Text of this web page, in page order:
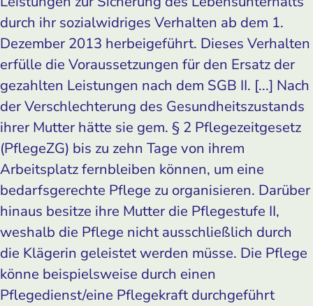
durch ihr sozialwidriges Verhalten ab dem 1.
Dezember 2013 herbeigeführt. Dieses Verhalten
erfülle die Voraussetzungen für den Ersatz der
gezahlten Leistungen nach dem SGB II. [...] Nach
der Verschlechterung des Gesundheitszustands
ihrer Mutter hätte sie gem. § 2 Pflegezeitgesetz
(PflegeZG) bis zu zehn Tage von ihrem
Arbeitsplatz fernbleiben können, um eine
bedarfsgerechte Pflege zu organisieren. Darüber
hinaus besitze ihre Mutter die Pflegestufe II,
weshalb die Pflege nicht ausschließlich durch
die Klägerin geleistet werden müsse. Die Pflege
könne beispielsweise durch einen
Pflegedienst/eine Pflegekraft durchgeführt